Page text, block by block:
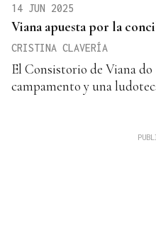
14 JUN 2025
Viana apuesta por la
CRISTINA CLAVERÍA
El Consistorio de Viana
campamento y una